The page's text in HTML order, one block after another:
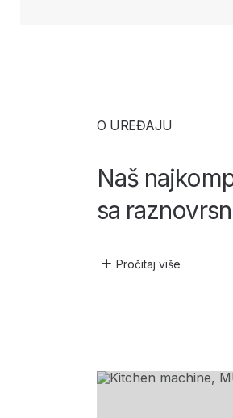
O UREĐAJU
Naš
sa
Pročitaj više